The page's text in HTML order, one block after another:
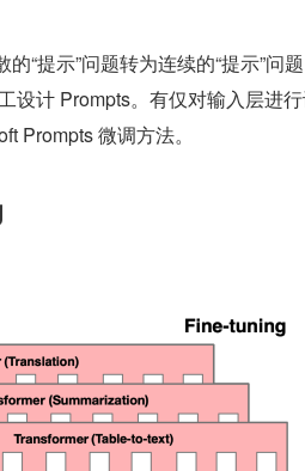
“提示”问题转为连续的“提示”问
设计 Prompts。有仅对输入层进
Prompts 微调方法。